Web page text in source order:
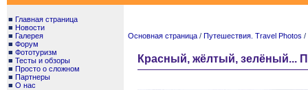
■ Главная страница
■ Новости
■ Галерея
■ Форум
■ Фототуризм
■ Тесты и обзоры
■ Просто о сложном
■ Партнеры
■ О нас
Основная страница / Путешествия. Travel Photos /
Красный, жёлтый, зелёный...